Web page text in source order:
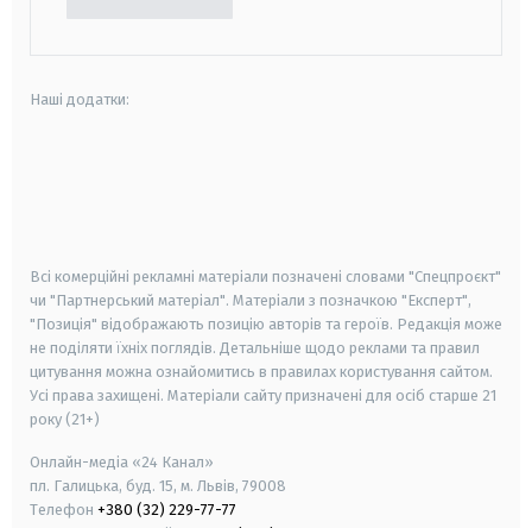
Наші додатки:
Всі комерційні рекламні матеріали позначені словами "Спецпроєкт"
чи "Партнерський матеріал". Матеріали з позначкою "Експерт",
"Позиція" відображають позицію авторів та героїв. Редакція може
не поділяти їхніх поглядів. Детальніше щодо реклами та правил
цитування можна ознайомитись в правилах користування сайтом.
Усі права захищені. Матеріали сайту призначені для осіб старше 21
року (21+)
Онлайн-медіа «24 Канал»
пл. Галицька, буд. 15, м. Львів, 79008
Телефон +380 (32) 229-77-77